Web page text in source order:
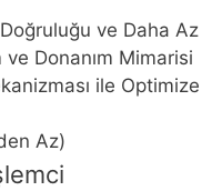
ve Daha Az
ve Donanım Mimarisi
ile Optimize
Az)